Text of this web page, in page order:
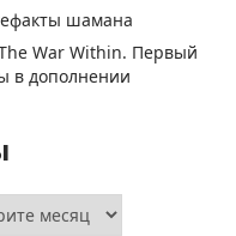
шамана
War Within. Первый
в дополнении